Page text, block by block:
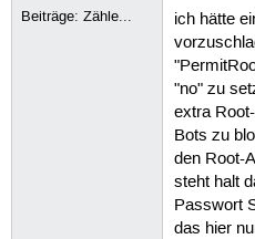
Beiträge:Zähle...
ich hätte
"no" zu
extra
Bots zu
den Root-
steht halt
Passwort
das hier